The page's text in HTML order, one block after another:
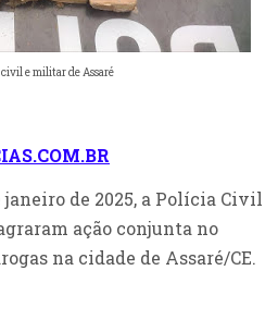
e militar de Assaré
janeiro de 2025, a Polícia Civil
ação conjunta no
na cidade de Assaré/CE.